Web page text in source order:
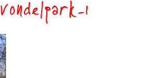
vondelpark-1